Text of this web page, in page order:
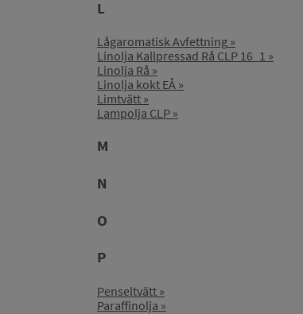
L
Lågaromatisk Avfettning
Linolja Kallpressad Rå CLP 16_1
Linolja Rå
Linolja kokt EÅ
Limtvätt
Lampolja CLP
M
N
O
P
Penseltvätt
Paraffinolja